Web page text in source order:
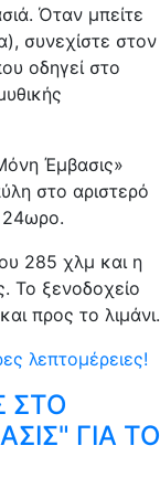
Όταν μπείτε
συνεχίστε στον
οδηγεί στο
Έμβασις»
στο αριστερό
24ωρο.
285 χλμ και η
Το ξενοδοχείο
προς το λιμάνι.
λεπτομέρειες!
ΣΤΟ
ΓΙΑ ΤΟ